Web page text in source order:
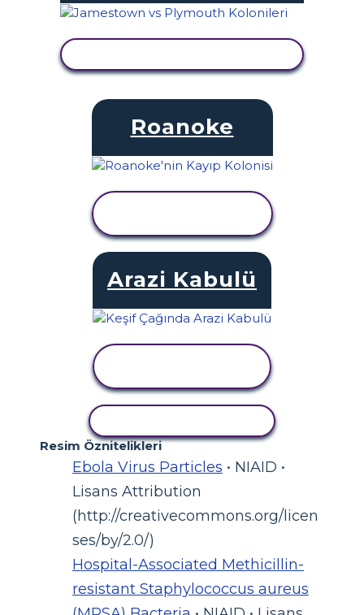
Roanoke
Arazi Kabulü
Resim Öznitelikleri
Ebola Virus Particles • NIAID •
Lisans Attribution
(http://creativecommons.org/licen
ses/by/2.0/)
Hospital-Associated Methicillin-
resistant Staphylococcus aureus